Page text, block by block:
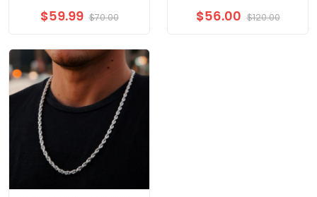
$59.99 $70.00 $56.00 $120.00